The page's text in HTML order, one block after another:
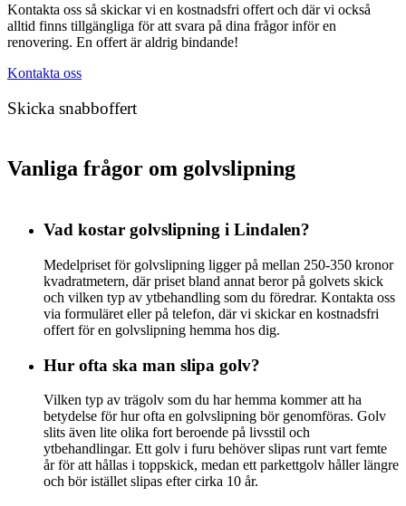
Kontakta oss så skickar vi en kostnadsfri offert och där vi också
alltid finns tillgängliga för att svara på dina frågor inför en
renovering. En offert är aldrig bindande!
Kontakta oss
Skicka snabboffert
Vanliga frågor om golvslipning
Vad kostar golvslipning i Lindalen?
Medelpriset för golvslipning ligger på mellan 250-350 kronor
kvadratmetern, där priset bland annat beror på golvets skick
och vilken typ av ytbehandling som du föredrar. Kontakta oss
via formuläret eller på telefon, där vi skickar en kostnadsfri
offert för en golvslipning hemma hos dig.
Hur ofta ska man slipa golv?
Vilken typ av trägolv som du har hemma kommer att ha
betydelse för hur ofta en golvslipning bör genomföras. Golv
slits även lite olika fort beroende på livsstil och
ytbehandlingar. Ett golv i furu behöver slipas runt vart femte
år för att hållas i toppskick, medan ett parkettgolv håller längre
och bör istället slipas efter cirka 10 år.